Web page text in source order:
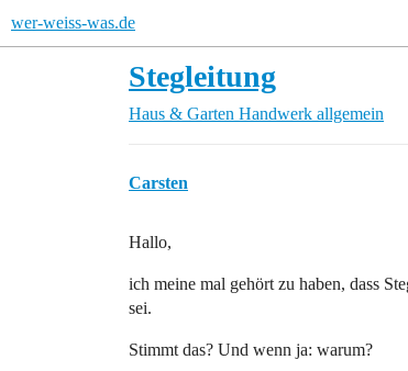
wer-weiss-was.de
Stegleitung
Haus & Garten Handwerk allgemein
Carsten
Hallo,
ich meine mal gehört zu haben, dass
sei.
Stimmt das? Und wenn ja: warum?